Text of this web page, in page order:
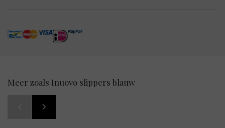
Meer zoals Inuovo slippers blauw